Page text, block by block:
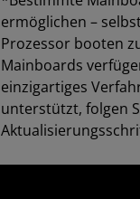
ermöglichen –
Prozessor booten
Mainboards
einzigartiges
unterstützt, folgen